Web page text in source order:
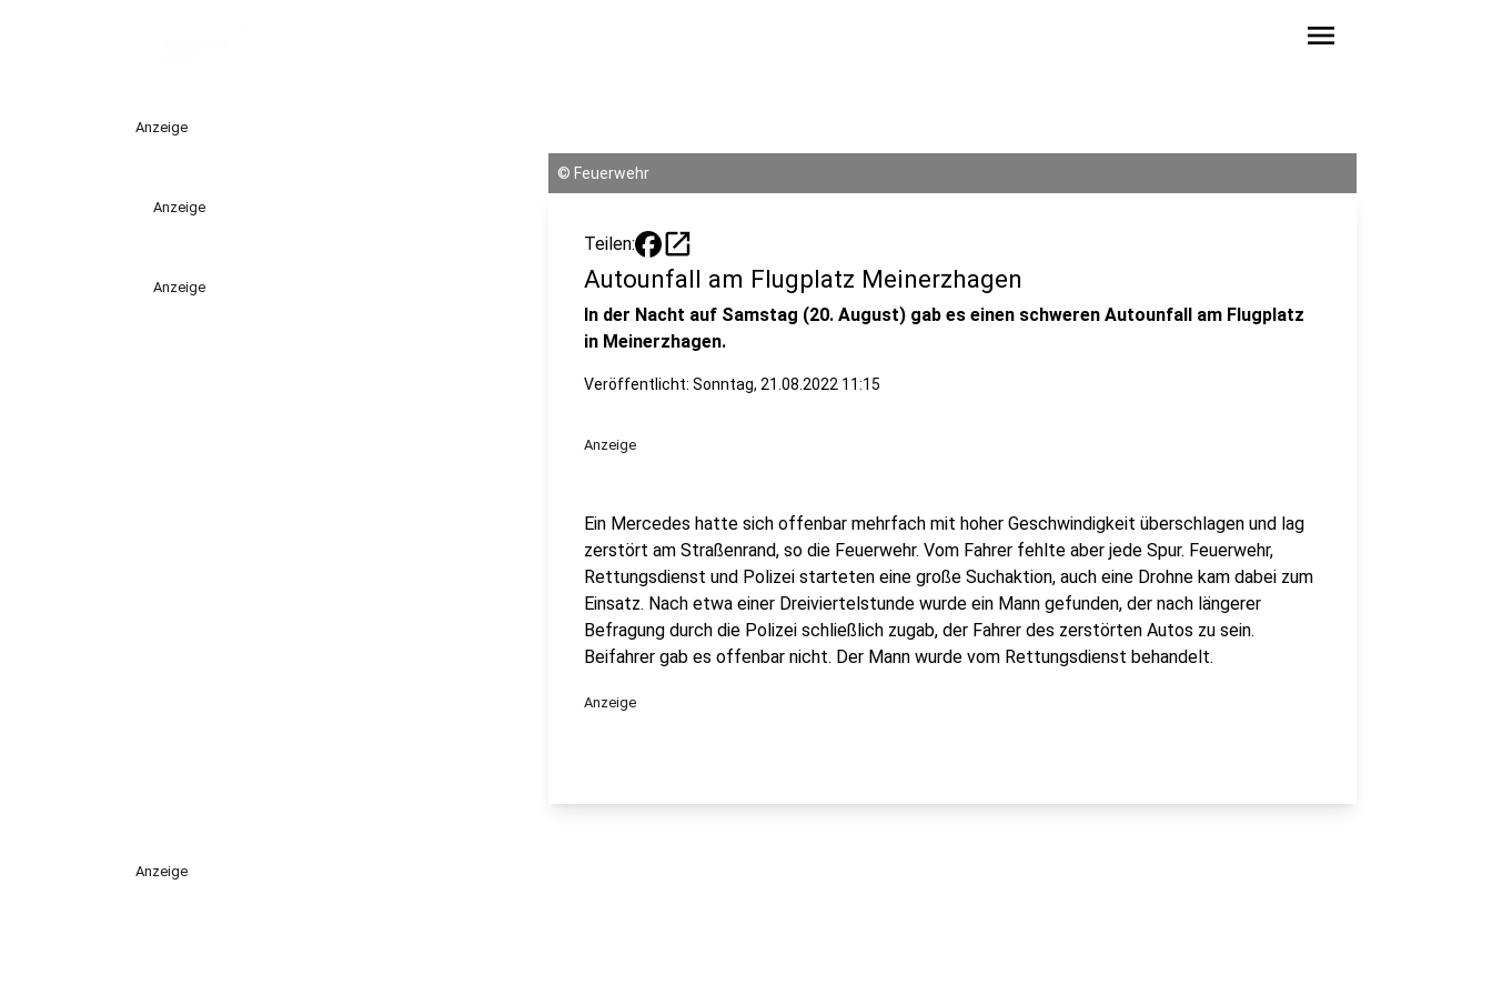
menu
Anzeige
Anzeige
Anzeige
© Feuerwehr
Teilen: open_in_new
Autounfall am Flugplatz Meinerzhagen
In der Nacht auf Samstag (20. August) gab es einen schweren Autounfall am Flugplatz
in Meinerzhagen.
Veröffentlicht: Sonntag, 21.08.2022 11:15
Anzeige
Ein Mercedes hatte sich offenbar mehrfach mit hoher Geschwindigkeit überschlagen und lag
zerstört am Straßenrand, so die Feuerwehr. Vom Fahrer fehlte aber jede Spur. Feuerwehr,
Rettungsdienst und Polizei starteten eine große Suchaktion, auch eine Drohne kam dabei zum
Einsatz. Nach etwa einer Dreiviertelstunde wurde ein Mann gefunden, der nach längerer
Befragung durch die Polizei schließlich zugab, der Fahrer des zerstörten Autos zu sein.
Beifahrer gab es offenbar nicht. Der Mann wurde vom Rettungsdienst behandelt.
Anzeige
Anzeige